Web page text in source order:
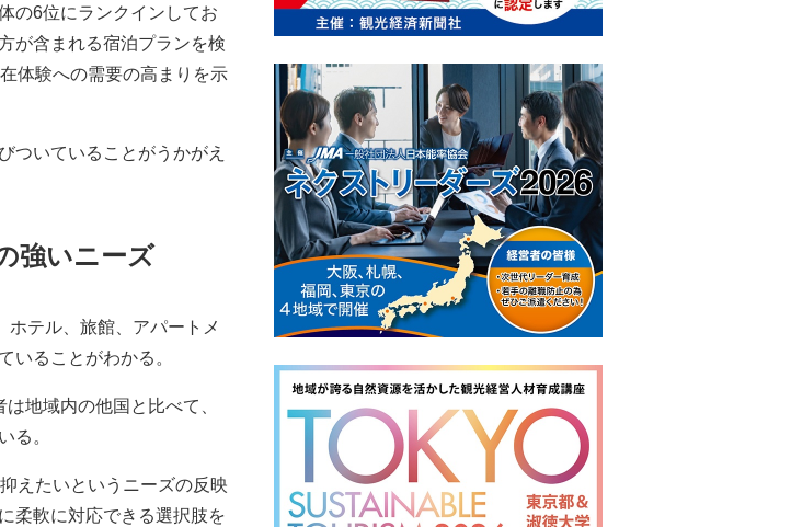
の6位にランクインしてお
が含まれる宿泊プランを検
体験への需要の高まりを示
ついていることがうかがえ
強いニーズ
テル、旅館、アパートメ
いることがわかる。
地域内の他国と比べて、
る。
えたいというニーズの反映
柔軟に対応できる選択肢を